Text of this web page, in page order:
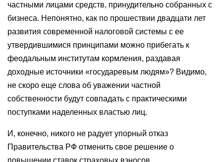
частными лицами средств, принудительно собранных с
бизнеса. Непонятно, как по прошествии двадцати лет
развития современной налоговой системы с ее
утвердившимися принципами можно прибегать к
феодальным институтам кормления, раздавая
доходные источники «государевым людям»? Видимо,
не скоро еще слова об уважении частной
собственности будут совпадать с практическими
поступками наделенных властью лиц.
И, конечно, никого не радует упорный отказ
Правительства РФ отменить свое решение о
повышении ставок страховых взносов.